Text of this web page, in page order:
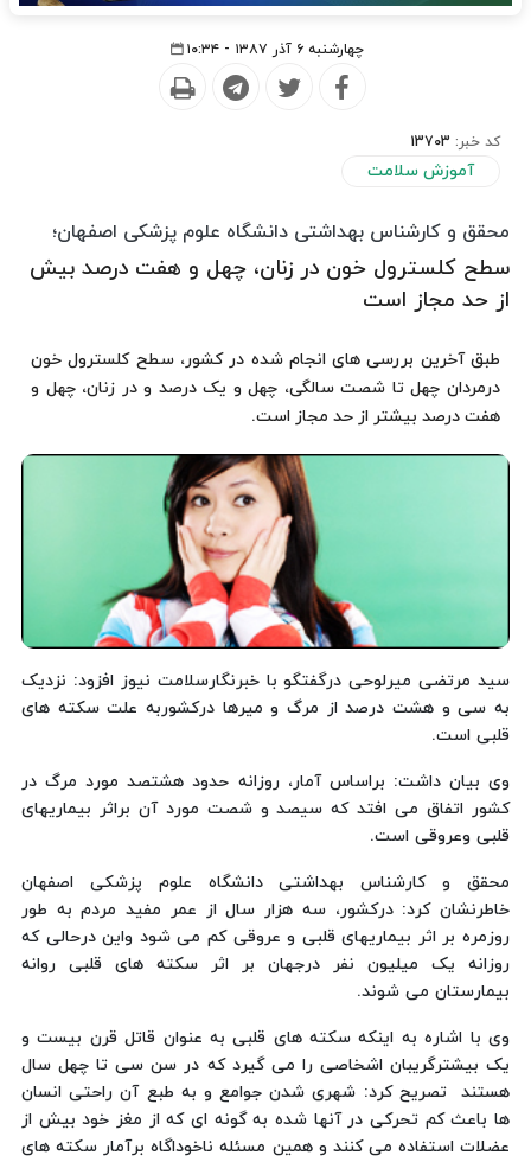
چهارشنبه ۶ آذر ۱۳۸۷ - ۱۰:۳۴
کد خبر: 13703
آموزش سلامت
محقق و کارشناس بهداشتی دانشگاه علوم پزشکی اصفهان؛
سطح کلسترول خون در زنان، چهل و هفت درصد بیش
از حد مجاز است
طبق آخرین بررسی های انجام شده در کشور، سطح کلسترول خون
درمردان چهل تا شصت سالگی، چهل و یک درصد و در زنان، چهل و
هفت درصد بیشتر از حد مجاز است.
سید مرتضی میرلوحی درگفتگو با خبرنگارسلامت نیوز افزود: نزدیک
به سی و هشت درصد از مرگ و میرها درکشوربه علت سکته های
قلبی است.
وی بیان داشت: براساس آمار، روزانه حدود هشتصد مورد مرگ در
کشور اتفاق می افتد که سیصد و شصت مورد آن براثر بیماریهای
قلبی وعروقی است.
محقق و کارشناس بهداشتی دانشگاه علوم پزشکی اصفهان
خاطرنشان کرد: درکشور، سه هزار سال از عمر مفید مردم به طور
روزمره بر اثر بیماریهای قلبی و عروقی کم می شود واین درحالی که
روزانه یک میلیون نفر درجهان بر اثر سکته های قلبی روانه
بیمارستان می شوند.
وی با اشاره به اینکه سکته های قلبی به عنوان قاتل قرن بیست و
یک بیشترگریبان اشخاصی را می گیرد که در سن سی تا چهل سال
هستند تصریح کرد: شهری شدن جوامع و به طبع آن راحتی انسان
ها باعث کم تحرکی در آنها شده به گونه ای که از مغز خود بیش از
عضلات استفاده می کنند و همین مسئله ناخوداگاه برآمار سکته های